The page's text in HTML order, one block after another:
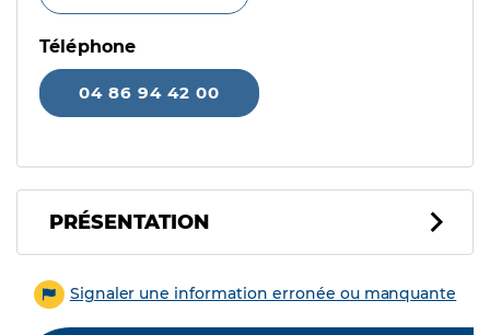
Téléphone
04 86 94 42 00
PRÉSENTATION
Signaler une information erronée ou manquante